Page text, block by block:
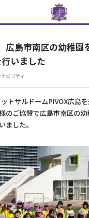
広島市南区の幼稚園
いました
ビリティ
トサルドームPIVOX広島
のご協賛で広島市南区の
ました。